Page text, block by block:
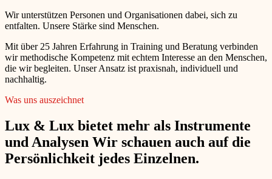
Wir unterstützen Personen und Organisationen dabei, sich zu
entfalten. Unsere Stärke sind Menschen.
Mit über 25 Jahren Erfahrung in Training und Beratung verbinden
wir methodische Kompetenz mit echtem Interesse an den Menschen,
die wir begleiten. Unser Ansatz ist praxisnah, individuell und
nachhaltig.
Was uns auszeichnet
Lux & Lux bietet mehr als Instrumente
und Analysen Wir schauen auch auf die
Persönlichkeit jedes Einzelnen.